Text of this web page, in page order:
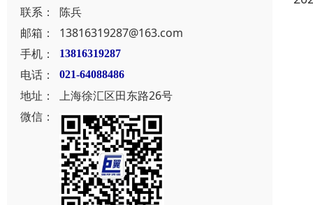
联系：
陈兵
邮箱：
13816319287@163.com
手机：
13816319287
电话： 021-64088486
地址：
上海徐汇区田东路26号
微信：